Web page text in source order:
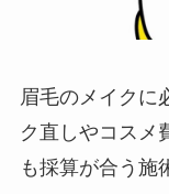
眉毛のメイクに
ク直しやコスメ
も採算が合う施